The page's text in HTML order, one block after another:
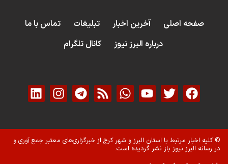
صفحه اصلی آخرین اخبار تبلیغات
تماس با ما
درباره البرز نیوز
کانال تلگرام
© کلیه اخبار مرتبط با استان البرز و شهر کرج از خبرگزاری‌های معتبر جمع آوری و
در رسانه البرز نیوز باز نشر گردیده است.